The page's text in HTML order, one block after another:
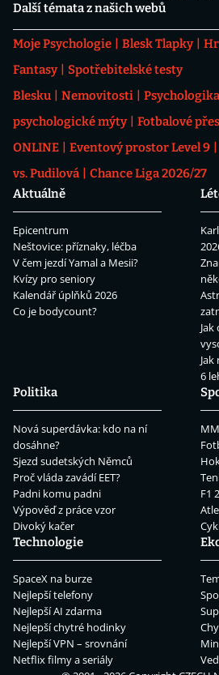
Další témata z našich webů
Moje Psychologie Blesk Tlapky
Fantasy
Spotřebitelské testy
Blesku
Nemovitosti
psychologické mýty
Fotbalové
ONLINE
Eventový prostor Level 9
vs. Pudilová
Chance Liga 2026/27
Aktuálně
Epicentrum
Neštovice: příznaky, léčba
V čem jezdí Yamal a Mesii?
Kvízy pro seniory
Kalendář úplňků 2026
Co je bodycount?
6
Politika
Nová superdávka: kdo na ní
dosáhne?
Sjezd sudetských Němců
Proč vláda zavádí EET?
Padni komu padni
Výpověď z práce vzor
Divoký kačer
F1
Technologie
SpaceX na burze
Nejlepší telefony
Nejlepší AI zdarma
Nejlepší chytré hodinky
Nejlepší VPN – srovnání
Netflix filmy a seriály